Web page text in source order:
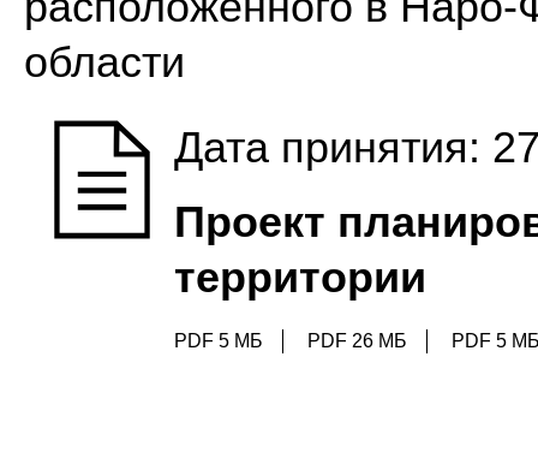
области
Дата принятия:
Проект
территории
PDF 5 МБ PDF 26 МБ PDF 5